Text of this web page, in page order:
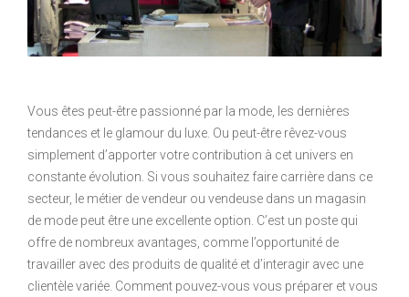
Vous êtes peut-être passionné par la mode, les dernières
tendances et le glamour du luxe. Ou peut-être rêvez-vous
simplement d’apporter votre contribution à cet univers en
constante évolution. Si vous souhaitez faire carrière dans ce
secteur, le métier de vendeur ou vendeuse dans un magasin
de mode peut être une excellente option. C’est un poste qui
offre de nombreux avantages, comme l’opportunité de
travailler avec des produits de qualité et d’interagir avec une
clientèle variée. Comment pouvez-vous vous préparer et vous